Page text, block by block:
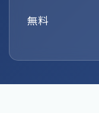
無料